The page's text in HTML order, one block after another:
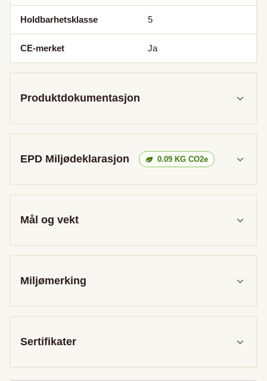
Holdbarhetsklasse 5
CE-merket Ja
Produktdokumentasjon
EPD Miljødeklarasjon 0.09 KG CO2e
Mål og vekt
Miljømerking
Sertifikater